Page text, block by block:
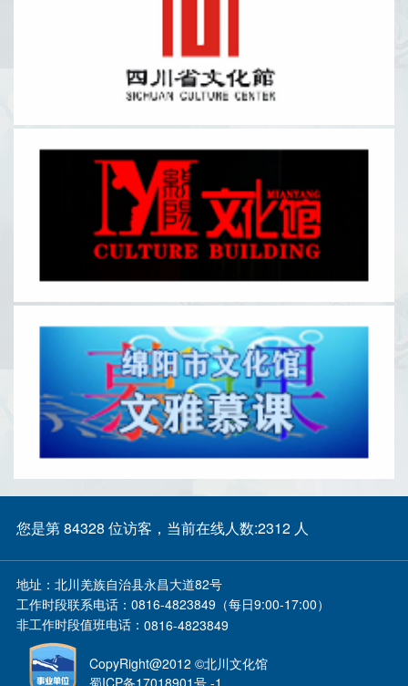
您是第 84328 位访客，当前在线人数:2312 人
地址： 北川羌族自治县永昌大道82号
工作时段联系电话： 0816-4823849（每日9:00-17:00）
非工作时段值班电话： 0816-4823849
CopyRight@2012 ©北川文化馆